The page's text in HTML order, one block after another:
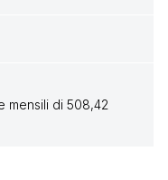
mensili di 508,42